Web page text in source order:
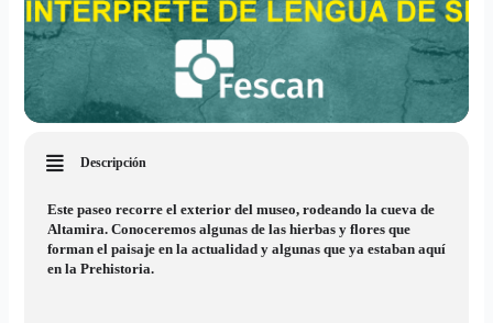
Descripción
Este paseo recorre el exterior del museo, rodeando la cueva de
Altamira. Conoceremos algunas de las hierbas y flores que
forman el paisaje en la actualidad y algunas que ya estaban aquí
en la Prehistoria.